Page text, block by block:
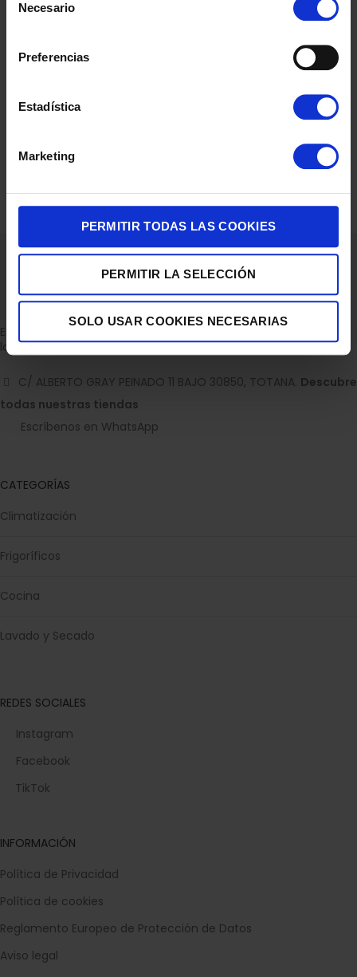
Necesario
Preferencias
Estadística
Marketing
PERMITIR TODAS LAS COOKIES
PERMITIR LA SELECCIÓN
SOLO USAR COOKIES NECESARIAS
SARTEN TEFAL G33307 EXPERTISE 30CM INDUCCION
36,90€
Empresa dedicada a la venta de accesorios para el hogar con
la experiencia de 36 años.
C/ ALBERTO GRAY PEINADO 11 BAJO 30850, TOTANA. Descubre
todas nuestras tiendas
Escríbenos en WhatsApp
CATEGORÍAS
Climatización
Frigoríficos
Cocina
Lavado y Secado
REDES SOCIALES
Instagram
Facebook
TikTok
INFORMACIÓN
Política de Privacidad
Política de cookies
Reglamento Europeo de Protección de Datos
Aviso legal